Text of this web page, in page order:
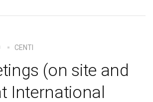
CENTI
(on site and
International